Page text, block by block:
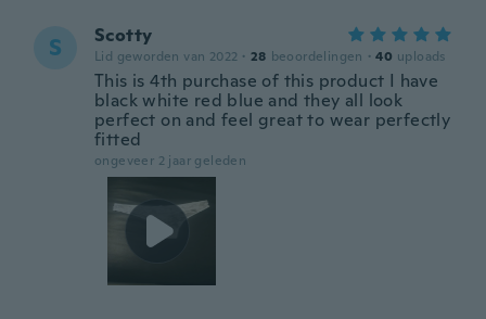
S Scotty
Lid geworden van 2022 · 28 beoordelingen · 40 uploads
This is 4th purchase of this product I have
black white red blue and they all look
perfect on and feel great to wear perfectly
fitted
ongeveer 2 jaar geleden